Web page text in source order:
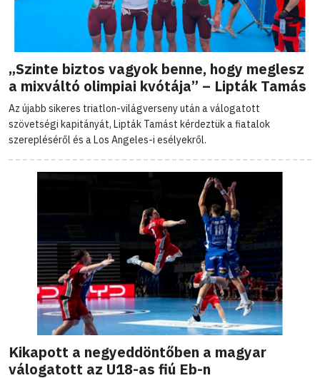
„Szinte biztos vagyok benne, hogy meglesz
a mixváltó olimpiai kvótája” – Lipták Tamás
Az újabb sikeres triatlon-világverseny után a válogatott
szövetségi kapitányát, Lipták Tamást kérdeztük a fiatalok
szerepléséről és a Los Angeles-i esélyekről.
Kikapott a negyeddöntőben a magyar
válogatott az U18-as fiú Eb-n